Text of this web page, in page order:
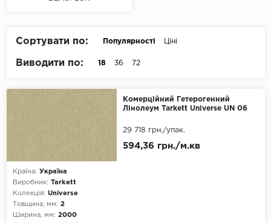
33 клас
41 клас
Паркетна Дошка
Фасадна Дошка
Штучна Трава
Будівельна Хімія
Стінові Панелі
Сортувати по: Популярності Ціні
Виводити по: 18 36 72
Комерційний Гетерогенний
Лінолеум Tarkett Universe UN 06
Країна: Україна
Виробник: Tarkett
Колекція: Universe
Товщина, мм: 2
Ширина, мм: 2000
594,36 грн./м.кв
29 718 грн./упак.